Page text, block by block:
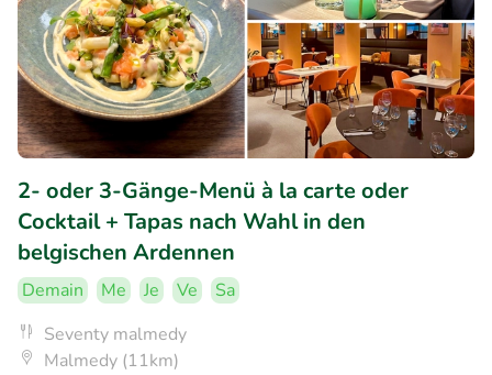
2- oder 3-Gänge-Menü à la carte oder
Cocktail + Tapas nach Wahl in den
belgischen Ardennen
Demain Me Je Ve
Sa
Seventy malmedy
Malmedy (11km)